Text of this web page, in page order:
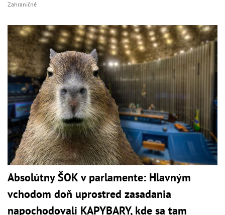
Zahraničné
Absolútny ŠOK v parlamente: Hlavným
vchodom doň uprostred zasadania
napochodovali KAPYBARY, kde sa tam